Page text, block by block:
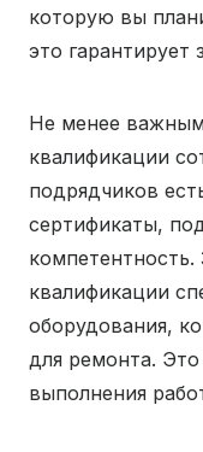
которую вы
это
Не менее важным
квалификации
подрядчиков
сертификаты,
квалификации
оборудования,
для ремонта.
выполнения